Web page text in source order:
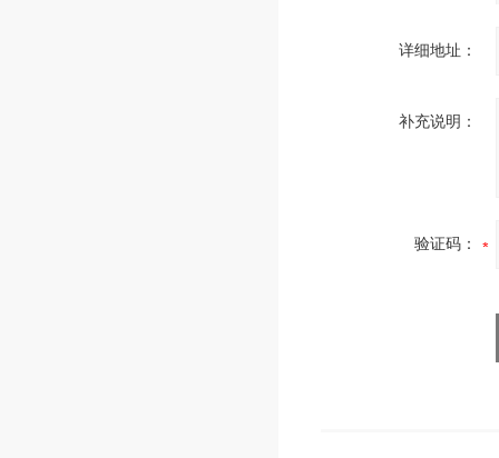
详细地址：
补充说明：
验证码：